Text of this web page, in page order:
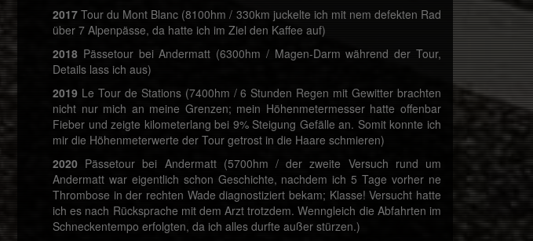
2017 Tour du Mont Blanc (8100hm / 330km juckelte ich mit nem defekten Rad
über 7 Alpenpässe, da hatte ich im Ziel den Kaffee auf)
2018 Pässetour bei Andermatt (6300hm / Magen-Darm während der Tour,
Details lass ich aus)
2019 Le Tour de Stations (7400hm / 6 Stunden Regen mit Gewitter brachten
nicht nur mich an meine Grenzen; mein Höhenmetermesser hatte offenbar
Fieber und zeigte kilometerlang bei 9% Steigung Gefälle an. Somit konnte ich
mir die Höhenmeterwerte der Tour getrost in die Haare schmieren)
2020 Pässetour bei Andermatt (5700hm / der zweite Versuch rund um
Andermatt war eigentlich schon Geschichte, nachdem ich 5 Tage vorher ne
Thrombose in der rechten Wade diagnostiziert bekam; Klasse! Versucht hatte
ich es nach Rücksprache mit dem Arzt trotzdem. Wenngleich die Abfahrten im
Schneckentempo erfolgten, da ich alles durfte außer stürzen.)